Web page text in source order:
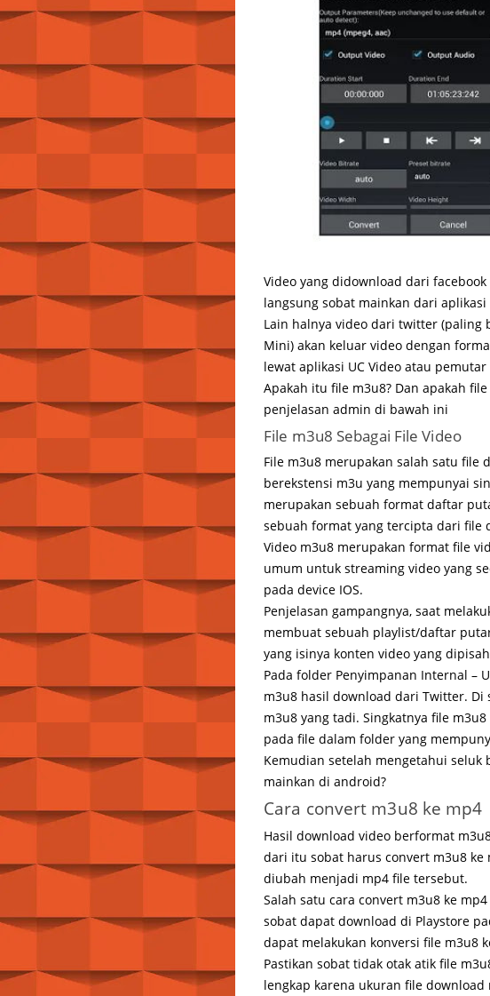
Video yang didownload dari
langsung sobat mainkan dari
Lain halnya video dari twitter (paling
Mini) akan keluar video dengan
lewat aplikasi UC Video atau pemutar
Apakah itu file m3u8? Dan apakah
penjelasan admin di bawah ini
File m3u8 Sebagai File Video
File m3u8 merupakan salah satu file
berekstensi m3u yang mempunyai
merupakan sebuah format daftar
sebuah format yang tercipta dari file
Video m3u8 merupakan format file
umum untuk streaming video yang
pada device IOS.
Penjelasan gampangnya, saat
membuat sebuah playlist/daftar
yang isinya konten video yang
Pada folder Penyimpanan Internal –
m3u8 hasil download dari Twitter. Di
m3u8 yang tadi. Singkatnya file
pada file dalam folder yang
Kemudian setelah mengetahui seluk
mainkan di android?
Cara convert m3u8 ke mp4
Hasil download video berformat
dari itu sobat harus convert m3u8 ke
diubah menjadi mp4 file tersebut.
Salah satu cara convert m3u8 ke
sobat dapat download di Playstore
dapat melakukan konversi file m3u8
Pastikan sobat tidak otak atik file
lengkap karena ukuran file